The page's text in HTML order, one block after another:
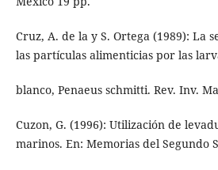
Cruz, A. de la y S. Ortega (1989): La
las partículas alimenticias por las
blanco, Penaeus schmitti. Rev. Inv.
Cuzon, G. (1996): Utilización de
marinos. En: Memorias del Segundo